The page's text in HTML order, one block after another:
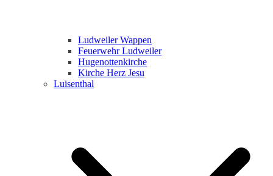
Ludweiler Wappen
Feuerwehr Ludweiler
Hugenottenkirche
Kirche Herz Jesu
Luisenthal